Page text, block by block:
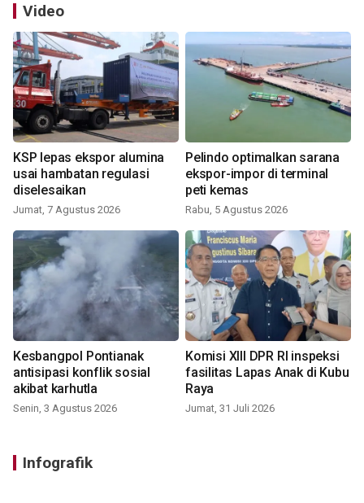
Video
KSP lepas ekspor alumina
usai hambatan regulasi
diselesaikan
Jumat, 7 Agustus 2026
Pelindo optimalkan sarana
ekspor-impor di terminal
peti kemas
Rabu, 5 Agustus 2026
Kesbangpol Pontianak
antisipasi konflik sosial
akibat karhutla
Senin, 3 Agustus 2026
Komisi XIII DPR RI inspeksi
fasilitas Lapas Anak di Kubu
Raya
Jumat, 31 Juli 2026
Infografik